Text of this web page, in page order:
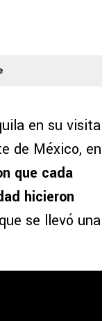
en su visita
de México, en
que cada
hicieron
que se llevó una